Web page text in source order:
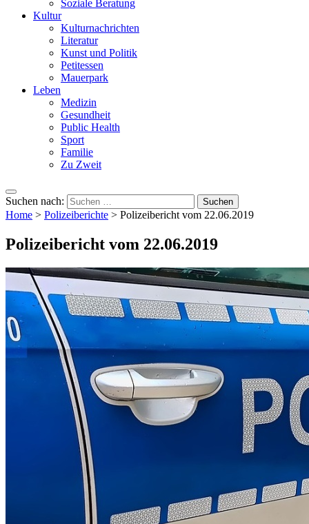
Soziale Beratung
Kultur
Kulturnachrichten
Literatur
Kunst und Politik
Petitessen
Mauerpark
Leben
Medizin
Gesundheit
Public Health
Sport
Familie
Zu Zweit
Suchen nach:
Home > Polizeiberichte > Polizeibericht vom 22.06.2019
Polizeibericht vom 22.06.2019